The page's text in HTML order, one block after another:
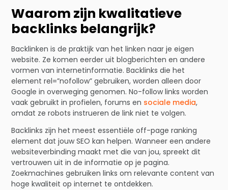
Waarom zijn kwalitatieve
backlinks belangrijk?
Backlinken is de praktijk van het linken naar je eigen
website. Ze komen eerder uit blogberichten en andere
vormen van internetinformatie. Backlinks die het
element rel=”nofollow” gebruiken, worden alleen door
Google in overweging genomen. No-follow links worden
vaak gebruikt in profielen, forums en sociale media,
omdat ze robots instrueren de link niet te volgen.
Backlinks zijn het meest essentiële off-page ranking
element dat jouw SEO kan helpen. Wanneer een andere
websiteverbinding maakt met die van jou, spreekt dit
vertrouwen uit in de informatie op je pagina.
Zoekmachines gebruiken links om relevante content van
hoge kwaliteit op internet te ontdekken.